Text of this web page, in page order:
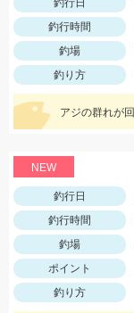
釣行日
釣行時間
釣場
釣り方
NEW
釣行日
釣行時間
釣場
ポイント
釣り方